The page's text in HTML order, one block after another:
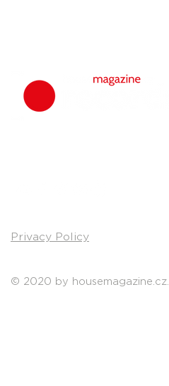
Privacy Policy
© 2020 by housemagazine.cz.